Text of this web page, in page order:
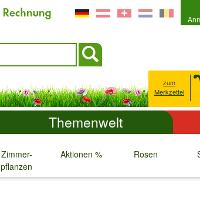
zum
Merkzettel
Themenwelt
Zimmer-
pflanzen
Aktionen %
↓
Rosen
↓ ↓